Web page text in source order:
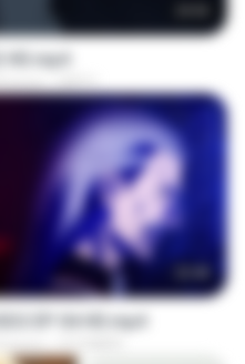
jours DRTY
EP 04 HD.mp4
jours OTOMER